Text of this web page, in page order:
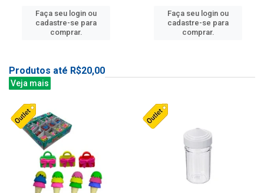
Faça seu login ou
cadastre-se para
comprar.
Faça seu login ou
cadastre-se para
comprar.
Produtos até R$20,00
Veja mais